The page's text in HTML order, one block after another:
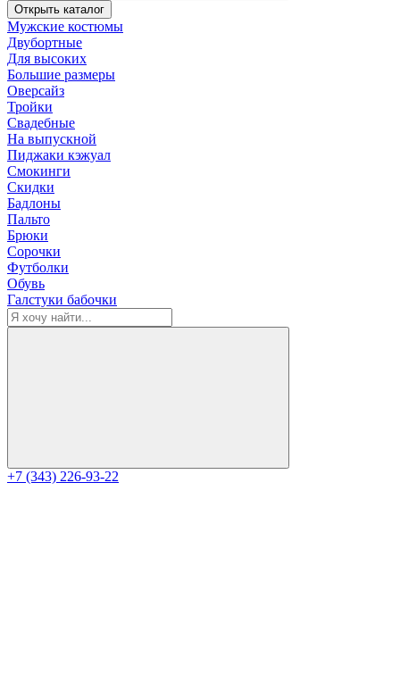
Открыть каталог
Мужские костюмы
Двубортные
Для высоких
Большие размеры
Оверсайз
Тройки
Свадебные
На выпускной
Пиджаки кэжуал
Смокинги
Скидки
Бадлоны
Пальто
Брюки
Сорочки
Футболки
Обувь
Галстуки бабочки
+7 (343) 226-93-22